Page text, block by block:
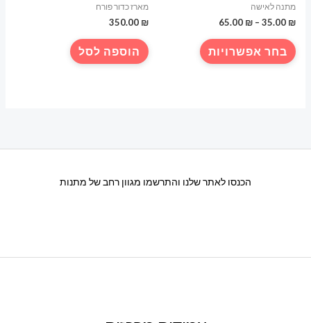
מתנה לאישה
35.00 ₪
–
65.00 ₪
עד
בחר אפשרויות
מארז כדור פורח
350.00 ₪
הוספה לסל
הכנסו לאתר שלנו והתרשמו מגוון רחב של מתנות